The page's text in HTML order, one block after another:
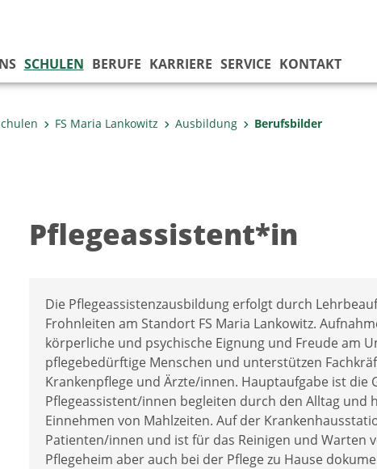
SCHULEN BERUFE KARRIERE SERVICE KONTAKT
FS Maria Lankowitz Ausbildung Berufsbilder
Pflegeassistent*in
Die Pflegeassistenzausbildung erfolgt durch
Frohnleiten am Standort FS Maria Lankowitz.
körperliche und psychische Eignung und Freude am
pflegebedürftige Menschen und unterstützen
Krankenpflege und Ärzte/innen. Hauptaufgabe ist
Pflegeassistent/innen begleiten durch den Alltag
Einnehmen von Mahlzeiten. Auf der
Patienten/innen und ist für das Reinigen und Warten
Pflegeheim aber auch bei der Pflege zu Hause